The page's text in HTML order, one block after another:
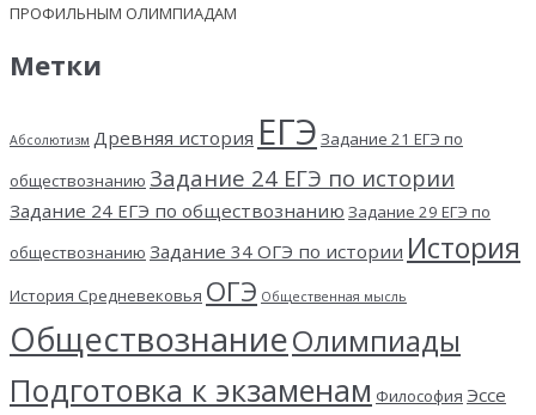
ПРОФИЛЬНЫМ ОЛИМПИАДАМ
Метки
Абсолютизм Древняя история ЕГЭ Задание 21 ЕГЭ по
обществознанию Задание 24 ЕГЭ по истории
Задание 24 ЕГЭ по обществознанию Задание 29 ЕГЭ по
обществознанию Задание 34 ОГЭ по истории История
История Средневековья ОГЭ Общественная мысль
ОбществознаниеОлимпиады
Подготовка к экзаменам Философия Эссе